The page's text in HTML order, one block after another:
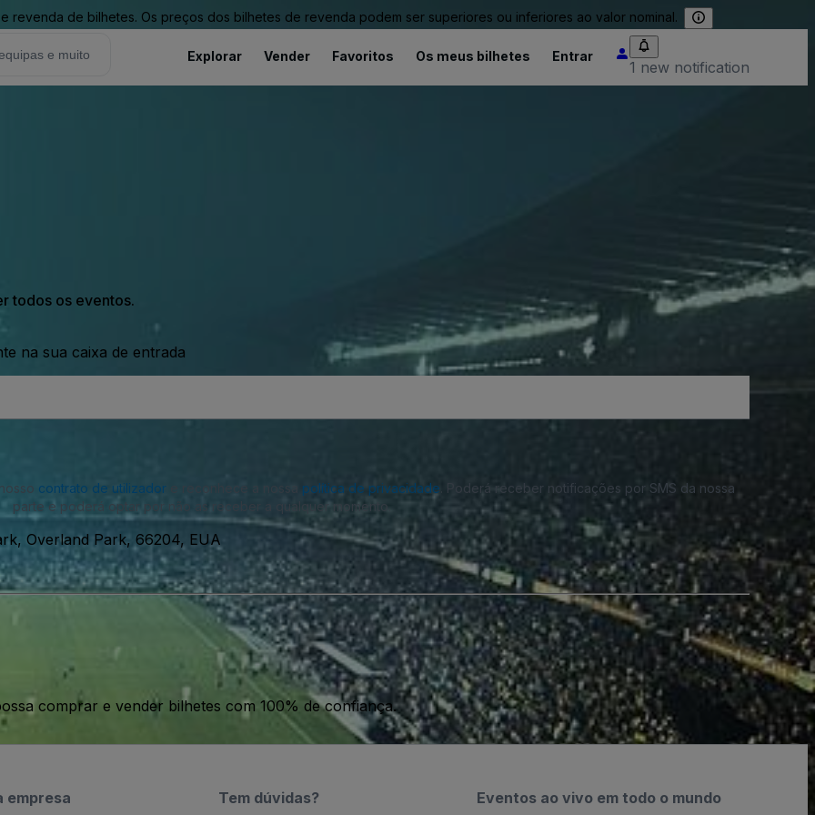
revenda de bilhetes. Os preços dos bilhetes de revenda podem ser superiores ou inferiores ao valor nominal.
Explorar Vender Favoritos Os meus bilhetes Entrar
1 new notification
todos os eventos.
na sua caixa de entrada
contrato de utilizador política de privacidade. Poderá receber notificações por SMS da nossa
parte e poderá optar por não as receber a qualquer momento.
Overland Park, 66204, EUA
comprar e vender bilhetes com 100% de confiança.
Eventos ao vivo em todo o mundo
empresa Tem dúvidas?